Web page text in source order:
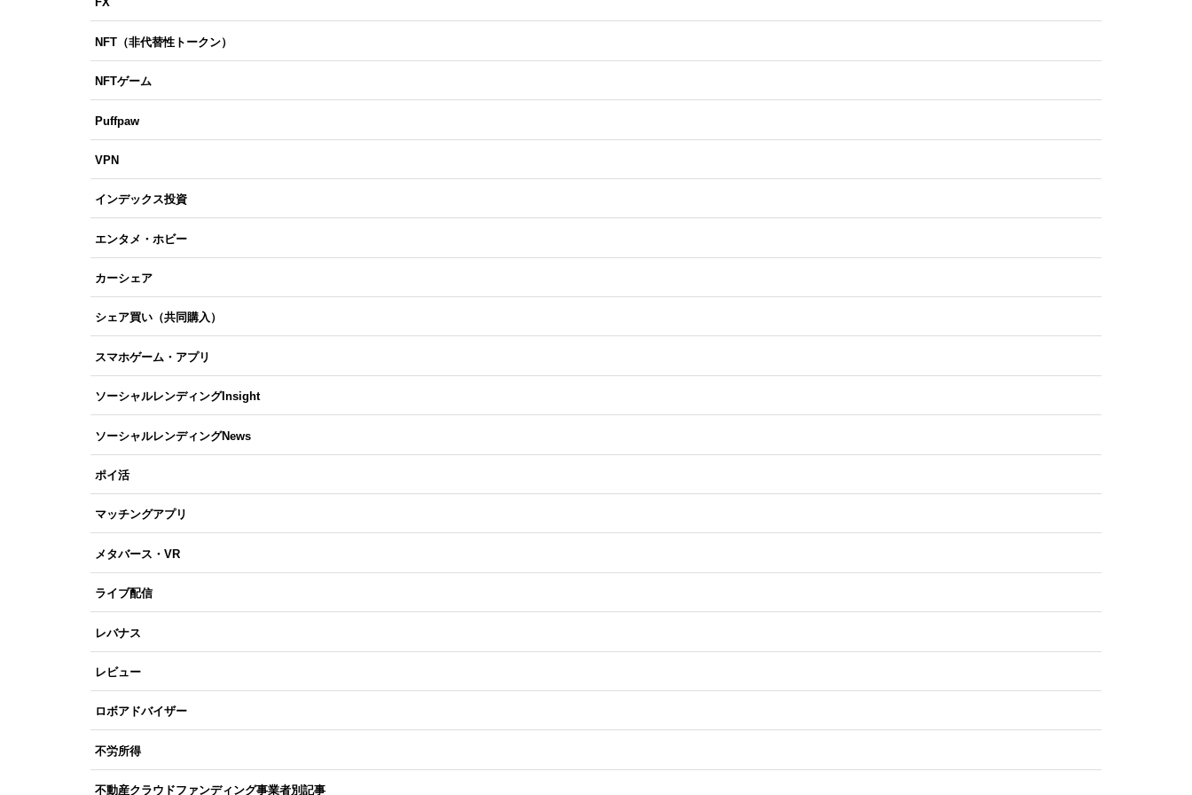
NFT（非代替性トークン）
NFTゲーム
Puffpaw
VPN
インデックス投資
エンタメ・ホビー
カーシェア
シェア買い（共同購入）
スマホゲーム・アプリ
ソーシャルレンディングInsight
ソーシャルレンディングNews
ポイ活
マッチングアプリ
メタバース・VR
ライブ配信
レバナス
レビュー
ロボアドバイザー
不労所得
不動産クラウドファンディング事業者別記事